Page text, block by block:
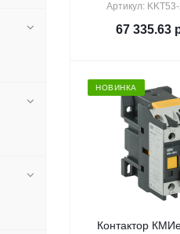
Артикул:
67 335.63
НОВИНКА
Контактор